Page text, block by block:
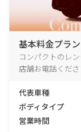
基本料金プラン
コンパクトのレ
店舗お電話くださ
代表車種
ボディタイプ
営業時間